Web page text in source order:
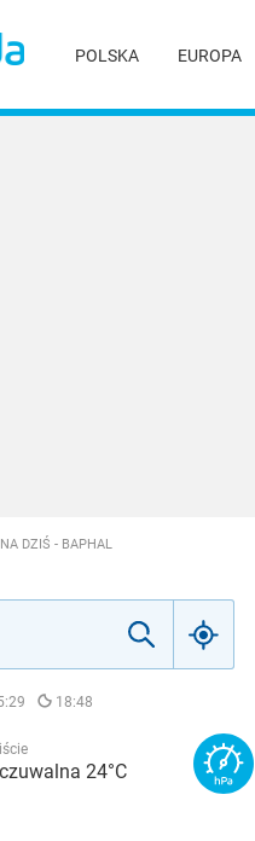
POLSKA EUROPA
DZIŚ - BAPHAL
18:48
24°C